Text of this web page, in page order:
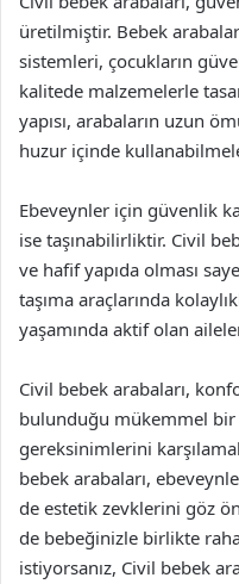
üretilmiştir. Bebek
sistemleri, çocukların
kalitede malzemelerle
yapısı, arabaların uzun
huzur içinde
Ebeveynler için güvenlik
ise taşınabilirliktir. Civil
ve hafif yapıda olması
taşıma araçlarında
yaşamında aktif olan
Civil bebek arabaları,
bulunduğu mükemmel bir
gereksinimlerini
bebek arabaları,
de estetik zevklerini göz
de bebeğinizle birlikte
istiyorsanız, Civil bebek